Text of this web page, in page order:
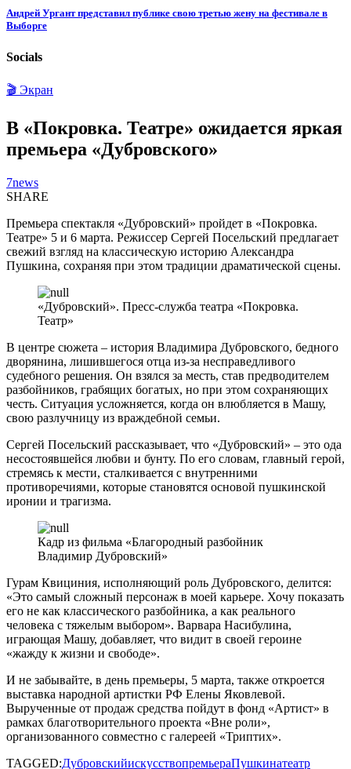
Андрей Ургант представил публике свою третью жену на фестивале в
Выборге
Socials
🎬 Экран
В «Покровка. Театре» ожидается яркая
премьера «Дубровского»
7news
SHARE
Премьера спектакля «Дубровский» пройдет в «Покровка.
Театре» 5 и 6 марта. Режиссер Сергей Посельский предлагает
свежий взгляд на классическую историю Александра
Пушкина, сохраняя при этом традиции драматической сцены.
«Дубровский». Пресс-служба театра «Покровка.
Театр»
В центре сюжета – история Владимира Дубровского, бедного
дворянина, лишившегося отца из-за несправедливого
судебного решения. Он взялся за месть, став предводителем
разбойников, грабящих богатых, но при этом сохраняющих
честь. Ситуация усложняется, когда он влюбляется в Машу,
свою разлучницу из враждебной семьи.
Сергей Посельский рассказывает, что «Дубровский» – это ода
несостоявшейся любви и бунту. По его словам, главный герой,
стремясь к мести, сталкивается с внутренними
противоречиями, которые становятся основой пушкинской
иронии и трагизма.
Кадр из фильма «Благородный разбойник
Владимир Дубровский»
Гурам Квициния, исполняющий роль Дубровского, делится:
«Это самый сложный персонаж в моей карьере. Хочу показать
его не как классического разбойника, а как реального
человека с тяжелым выбором». Варвара Насибулина,
играющая Машу, добавляет, что видит в своей героине
«жажду к жизни и свободе».
И не забывайте, в день премьеры, 5 марта, также откроется
выставка народной артистки РФ Елены Яковлевой.
Вырученные от продаж средства пойдут в фонд «Артист» в
рамках благотворительного проекта «Вне роли»,
организованного совместно с галереей «Триптих».
TAGGED:ДубровскийискусствопремьераПушкинатеатр